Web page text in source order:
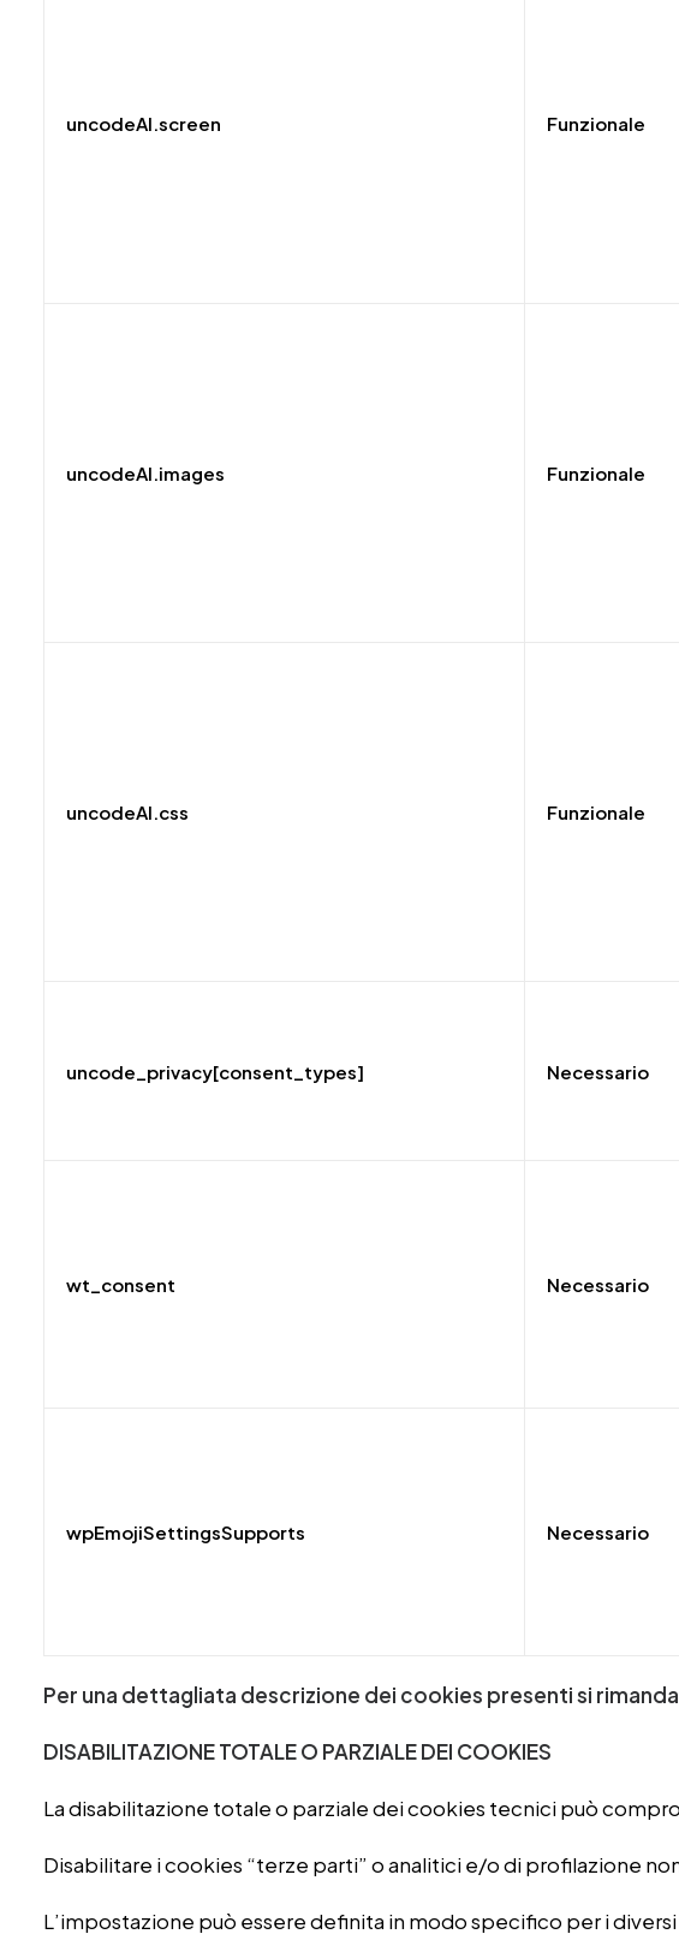
uncodeAI.screen Funzionale
uncodeAI.images Funzionale
uncodeAI.css Funzionale
uncode_privacy[consent_types] Necessario
wt_consent Necessario
wpEmojiSettingsSupports Necessario
Per una dettagliata descrizione dei cookies presenti si
DISABILITAZIONE TOTALE O PARZIALE DEI COOKIES
La disabilitazione totale o parziale dei cookies tecnici può
Disabilitare i cookies “terze parti” o analitici e/o di profilazione
L’impostazione può essere definita in modo specifico per i